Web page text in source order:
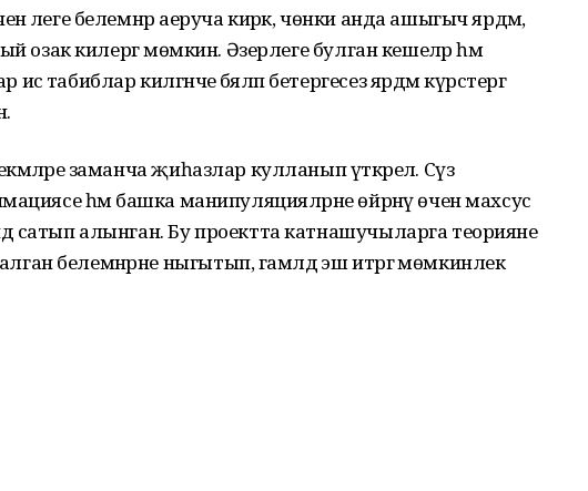
әлеге белемнәр аеруча кирәк, чөнки анда ашыгыч ярдәм,
озак килергә мөмкин. Әзерлеге булган кешеләр һәм
табиблар килгәнче бәяләп бетергесез ярдәм күрсәтергә
заманча җиһазлар кулланып үткәрелә. Сүз
һәм башка манипуляцияләрне өйрәнү өчен махсус
сатып алынган. Бу проектта катнашучыларга теорияне
белемнәрне ныгытып, гамәлдә эш итәргә мөмкинлек